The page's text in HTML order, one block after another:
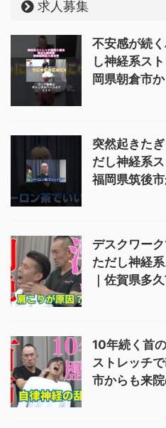
求人募集
不安感が続
し神経系ス
岡県朝倉市
突然起きた
だし神経系
福岡県筑後
デスクワー
ただし神経
｜佐賀県多
10年続く首
ストレッチ
市からも来